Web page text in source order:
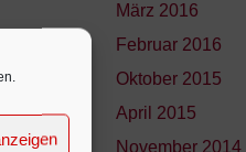
März 2016
Februar 2016
Oktober 2015
April 2015
November 2014